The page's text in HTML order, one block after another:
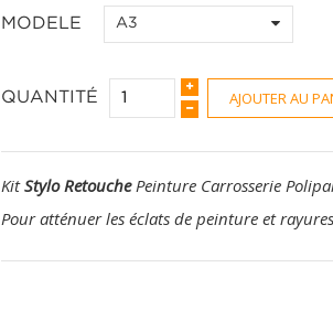
MODELE A3
QUANTITÉ AJOUTER AU
KitStylo RetouchePeinture Carrosserie
Pour atténuer les éclats de peinture et